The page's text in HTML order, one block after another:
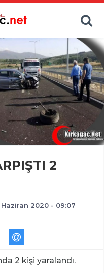
2
Haziran 2020 - 09:07
2 kişi yaralandı.